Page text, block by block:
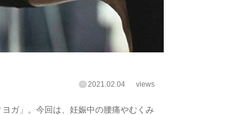
2021.02.04 views
ガ」。今回は、妊娠中の腰痛やむくみ